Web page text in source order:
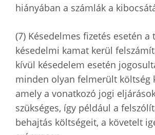
hiányában a számlák a
(7) Késedelmes fizetés esetén a
késedelmi kamat kerül
kívül késedelem esetén
minden olyan felmerült költség
amely a vonatkozó jogi
szükséges, így például a
behajtás költségeit, a követelt